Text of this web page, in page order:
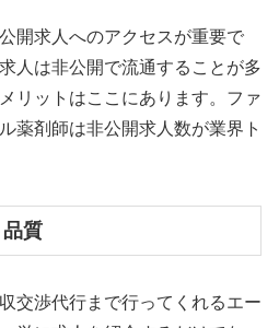
開求人へのアクセスが重要で
人は非公開で流通することが多
リットはここにあります。ファ
薬剤師は非公開求人数が業界ト
質
交渉代行まで行ってくれるエー